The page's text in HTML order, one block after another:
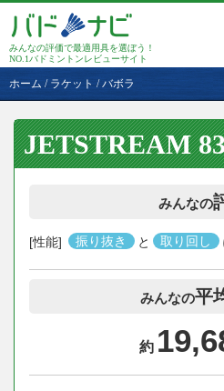
みんなの評価で最適用具を選ぼう！
NO.1バドミントンレビューサイト
ホーム / ラケット /バボラ
JETSTREAM
みんなの
[性能] 振り抜き と 取り回し
みんなの平
約